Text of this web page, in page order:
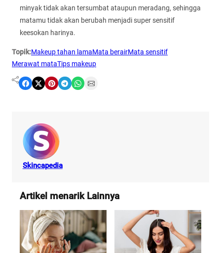
minyak tidak akan tersumbat ataupun meradang, sehingga
matamu tidak akan berubah menjadi super sensitif
keesokan harinya.
Topik:Makeup tahan lamaMata berairMata sensitif
Merawat mataTips makeup
Share on Facebook Share on X Share on Pinterest Share on Telegram Share on WhatsApp Share on Email
Skincapedia
Artikel menarik Lainnya